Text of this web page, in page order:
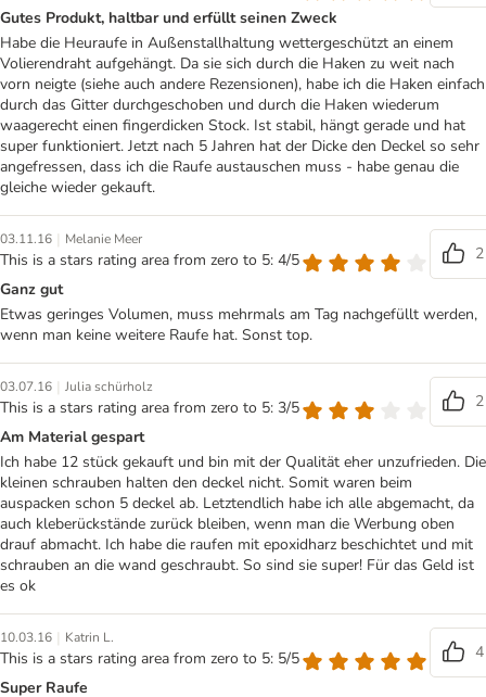
Gutes Produkt, haltbar und erfüllt seinen Zweck
Habe die Heuraufe in Außenstallhaltung wettergeschützt an einem
Volierendraht aufgehängt. Da sie sich durch die Haken zu weit nach
vorn neigte (siehe auch andere Rezensionen), habe ich die Haken einfach
durch das Gitter durchgeschoben und durch die Haken wiederum
waagerecht einen fingerdicken Stock. Ist stabil, hängt gerade und hat
super funktioniert. Jetzt nach 5 Jahren hat der Dicke den Deckel so sehr
angefressen, dass ich die Raufe austauschen muss - habe genau die
gleiche wieder gekauft.
03.11.16 | Melanie Meer
This is a stars rating area from zero to 5: 4/5
2
Ganz gut
Etwas geringes Volumen, muss mehrmals am Tag nachgefüllt werden,
wenn man keine weitere Raufe hat. Sonst top.
03.07.16 | Julia schürholz
This is a stars rating area from zero to 5: 3/5
2
Am Material gespart
Ich habe 12 stück gekauft und bin mit der Qualität eher unzufrieden. Die
kleinen schrauben halten den deckel nicht. Somit waren beim
auspacken schon 5 deckel ab. Letztendlich habe ich alle abgemacht, da
auch kleberückstände zurück bleiben, wenn man die Werbung oben
drauf abmacht. Ich habe die raufen mit epoxidharz beschichtet und mit
schrauben an die wand geschraubt. So sind sie super! Für das Geld ist
es ok
10.03.16 | Katrin L.
This is a stars rating area from zero to 5: 5/5
4
Super Raufe